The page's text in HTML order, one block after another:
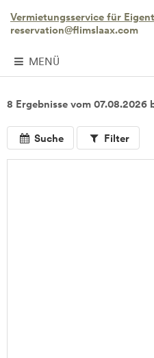
Vermietungsservice für
reservation@flimslaax.com
MENÜ
8 Ergebnisse vom 07.08.2026
Suche Filter